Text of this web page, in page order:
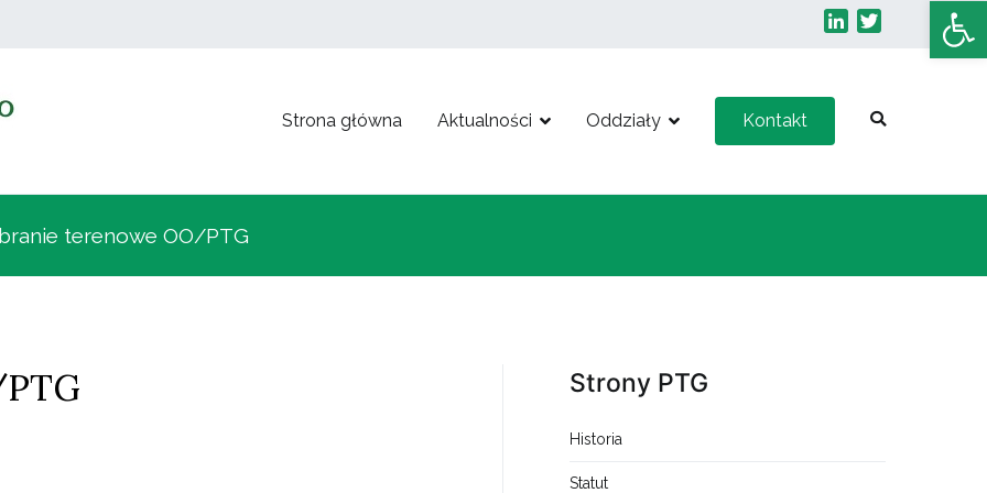
LinkedIn
Polskie Towarzystwo Genetyczne
Strona główna Aktualności Oddziały Kontakt
terenowe OO/PTG
Strony PTG
Historia
Statut